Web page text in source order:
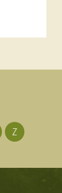
Z